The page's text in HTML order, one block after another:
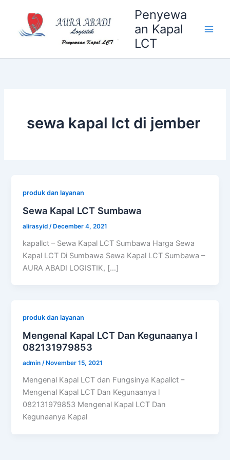
content
Penyewa
an Kapal
LCT
sewa kapal lct di jember
produk dan layanan
Sewa Kapal LCT Sumbawa
alirasyid /December 4, 2021
kapallct – Sewa Kapal LCT Sumbawa Harga Sewa
Kapal LCT Di Sumbawa Sewa Kapal LCT Sumbawa –
AURA ABADI LOGISTIK, […]
produk dan layanan
Mengenal Kapal LCT Dan Kegunaanya l
082131979853
admin/ November 15, 2021
Mengenal Kapal LCT dan Fungsinya Kapallct –
Mengenal Kapal LCT Dan Kegunaanya l
082131979853 Mengenal Kapal LCT Dan
Kegunaanya Kapal